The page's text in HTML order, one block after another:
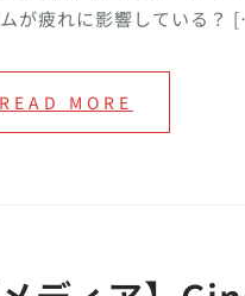
が疲れに影響している？
READ MORE